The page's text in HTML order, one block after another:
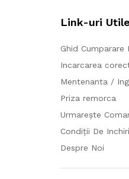
Link-uri Utile
Ghid Cumparare
Incarcarea
Mentenanta /
Priza remorca
Urmarește
Condiții De
Despre Noi